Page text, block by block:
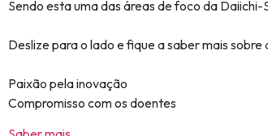
Sendo esta uma das áreas de foco da
Deslize para o lado e fique a saber mais sobre
Paixão pela inovação​
Compromisso com os doentes​